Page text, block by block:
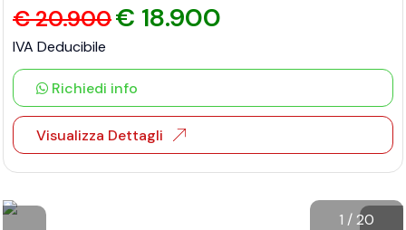
€ 20.900€ 18.900
IVA Deducibile
Richiedi info
Visualizza Dettagli
1 /20